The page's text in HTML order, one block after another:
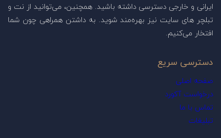
ایرانی و خارجی دسترسی داشته باشید. همچنین، می‌توانید از نت و
تبلچر های سایت نیز بهره‌مند شوید. به داشتن همراهی چون شما
افتخار می‌کنیم.
دسترسی سریع
صفحه اصلی
درخواست آکورد
تماس با ما
تبلیغات